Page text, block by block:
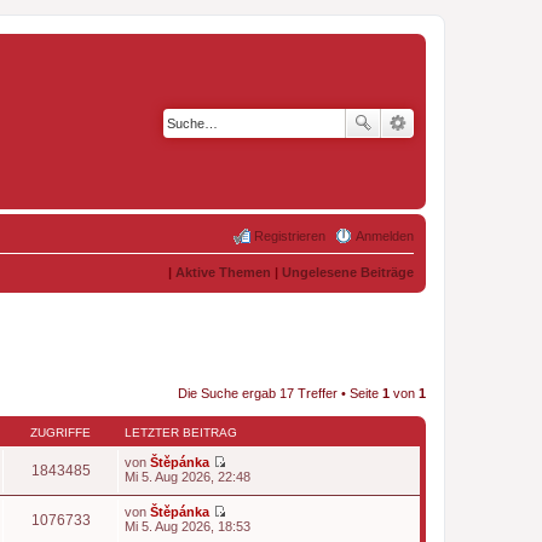
Anmelden
Registrieren
| Aktive Themen | Ungelesene Beiträge
Die Suche ergab 17 Treffer • Seite 1 von 1
ZUGRIFFE LETZTER BEITRAG
1843485 von Štěpánka
N
s
Mi 5. Aug 2026, 22:48
1076733 von Štěpánka
N
Mi 5. Aug 2026, 18:53